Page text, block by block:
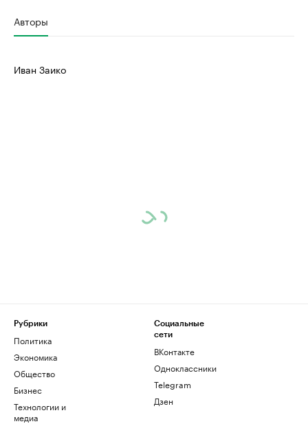
Авторы
Иван Заико
Рубрики
Политика
Экономика
Общество
Бизнес
Технологии и
медиа
Социальные
сети
ВКонтакте
Одноклассники
Telegram
Дзен